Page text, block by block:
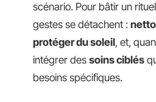
scénario. Pour bâtir un
gestes se détachent :
protéger du soleil, et,
intégrer des soins ciblés
besoins spécifiques.